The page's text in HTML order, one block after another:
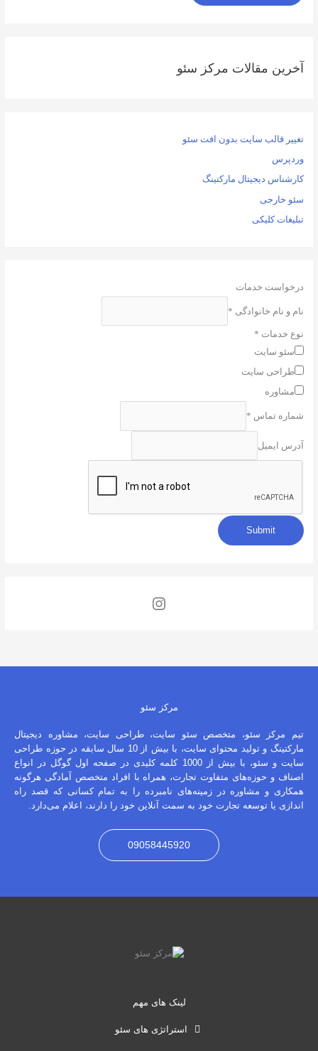
آخرین مقالات مرکز سئو
تغییر قالب سایت بدون افت سئو
وردپرس
کارشناس دیجیتال مارکتینگ
سئو خارجی
تبلیغات کلیکی
درخواست خدمات
نام و نام خانوادگی *
نوع خدمات *
سئو سایت
طراحی سایت
مشاوره
شماره تماس *
آدرس ایمیل
Submit
مرکز سئو
تیم مرکز سئو، متخصص سئو سایت، طراحی سایت، مشاوره دیجیتال
مارکتینگ و تولید محتوای سایت، با بیش از 10 سال سابقه در حوزه طراحی
سایت و سئو، با بیش از 1000 کلمه کلیدی در صفحه اول گوگل در انواع
اصناف و حوزه‌های متفاوت تجارت، همراه با افراد متخصص آمادگی هرگونه
همکاری و مشاوره در زمینه‌های نامبرده را به تمام کسانی که قصد راه
اندازی یا توسعه تجارت خود به سمت آنلاین خود را دارند، اعلام می‌دارد.
09058445920
لینک های مهم
استراتژی های سئو